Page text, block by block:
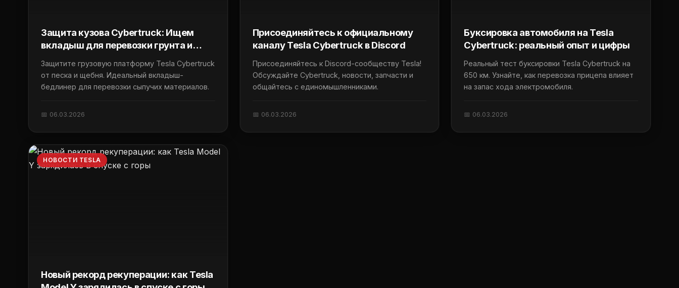
Защита кузова Cybertruck: Ищем
вкладыш для перевозки грунта и
Защитите грузовую платформу Tesla Cybertruck
от песка и щебня. Идеальный вкладыш-
бедлинер для перевозки сыпучих материалов.
📅 06.03.2026
Присоединяйтесь к официальному
каналу Tesla Cybertruck в Discord
Присоединяйтесь к Discord-сообществу Tesla!
Обсуждайте Cybertruck, новости, запчасти и
общайтесь с единомышленниками.
📅 06.03.2026
Буксировка автомобиля на Tesla
Cybertruck: реальный опыт и цифры
Реальный тест буксировки Tesla Cybertruck на
650 км. Узнайте, как перевозка прицепа влияет
на запас хода электромобиля.
📅 06.03.2026
НОВОСТИ TESLA
Новый рекорд рекуперации: как Tesla